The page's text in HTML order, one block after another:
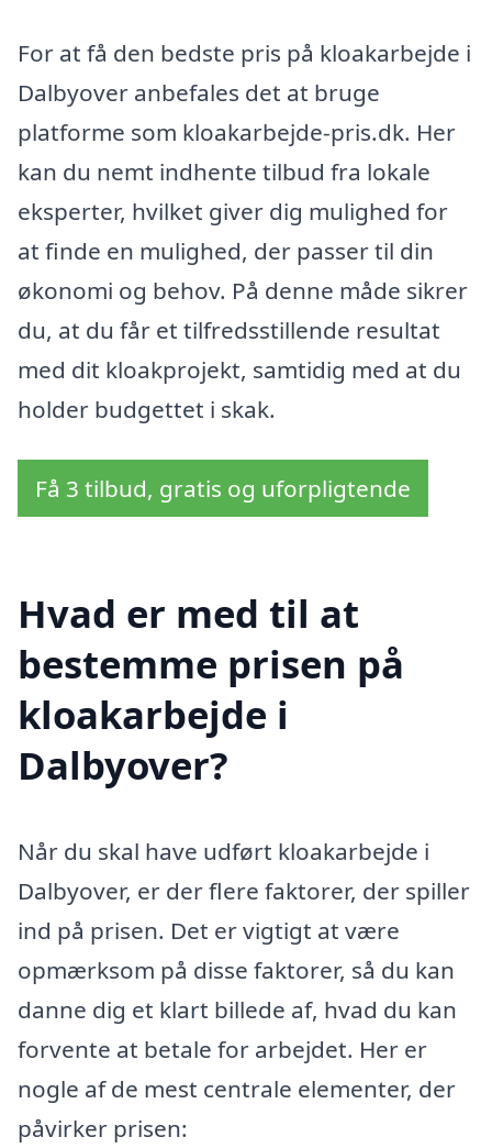
For at få den bedste pris på kloakarbejde i
Dalbyover anbefales det at bruge
platforme som kloakarbejde-pris.dk. Her
kan du nemt indhente tilbud fra lokale
eksperter, hvilket giver dig mulighed for
at finde en mulighed, der passer til din
økonomi og behov. På denne måde sikrer
du, at du får et tilfredsstillende resultat
med dit kloakprojekt, samtidig med at du
holder budgettet i skak.
Få 3 tilbud, gratis og uforpligtende
Hvad er med til at
bestemme prisen på
kloakarbejde i
Dalbyover?
Når du skal have udført kloakarbejde i
Dalbyover, er der flere faktorer, der spiller
ind på prisen. Det er vigtigt at være
opmærksom på disse faktorer, så du kan
danne dig et klart billede af, hvad du kan
forvente at betale for arbejdet. Her er
nogle af de mest centrale elementer, der
påvirker prisen: